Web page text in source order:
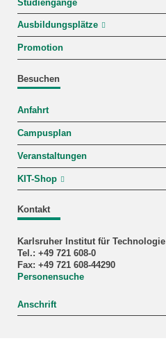
Studiengänge
Ausbildungsplätze
Promotion
Besuchen
Anfahrt
Campusplan
Veranstaltungen
KIT-Shop
Kontakt
Karlsruher Institut für Technologie
Tel.: +49 721 608-0
Fax: +49 721 608-44290
Personensuche
Anschrift